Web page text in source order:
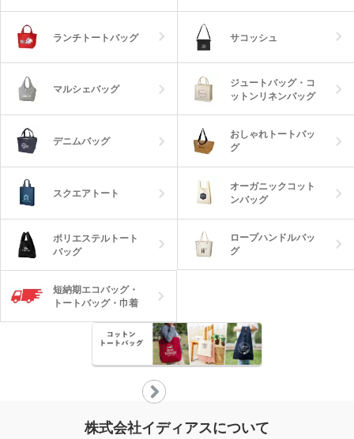
ランチトートバッグ サコッシュ
マルシェバッグ
ジュートバッグ・コ
ットンリネンバッグ
デニムバッグ
おしゃれトートバッ
グ
スクエアトート
オーガニックコット
ンバッグ
ポリエステルトート
バッグ
ロープハンドルバッ
グ
短納期エコバッグ・
トートバッグ・巾着
株式会社イディアスについて